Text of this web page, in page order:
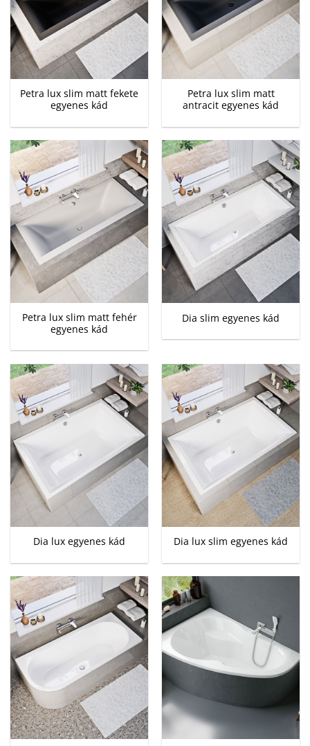
Petra lux slim matt fekete
egyenes kád
Petra lux slim matt
antracit egyenes kád
Petra lux slim matt fehér
egyenes kád
Dia slim egyenes kád
Dia lux egyenes kád Dia lux slim egyenes kád